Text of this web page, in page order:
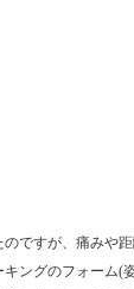
ですが、痛みや
ングのフォーム(